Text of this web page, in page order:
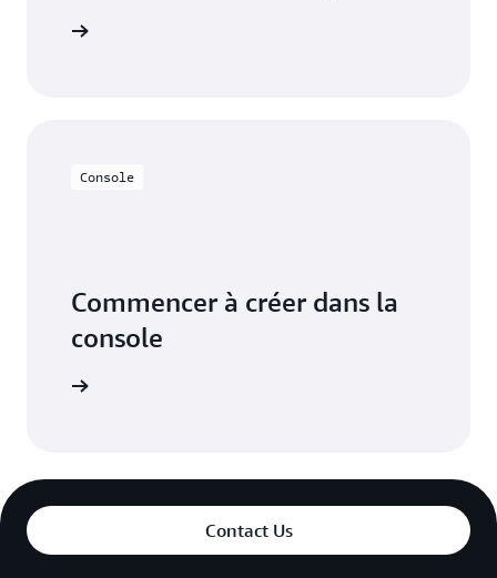
Console
Commencer à créer dans la
console
Contact Us